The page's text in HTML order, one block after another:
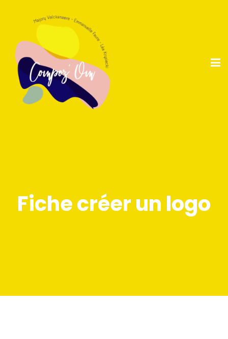
Fiche créer un logo